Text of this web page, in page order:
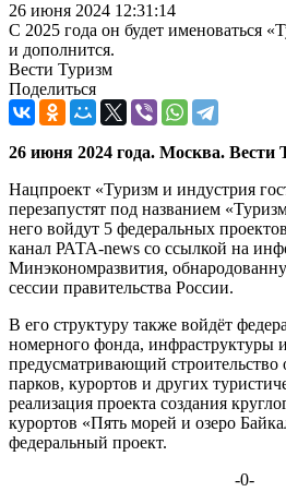
26 июня 2024 12:31:14
С 2025 года он будет именоваться
и дополнится.
Вести Туризм
Поделиться
26 июня 2024 года. Москва. Вести
Нацпроект «Туризм и индустрия
перезапустят под названием
него войдут 5 федеральных
канал РАТА-news со ссылкой на
Минэкономразвития,
сессии правительства России.
В его структуру также войдёт
номерного фонда, инфраструктуры
предусматривающий строительство
парков, курортов и других
реализация проекта создания
курортов «Пять морей и озеро
федеральный проект.
-0-